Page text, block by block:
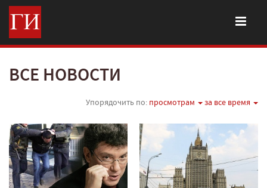
ВСЕ НОВОСТИ
Упорядочить по: просмотрам за все время